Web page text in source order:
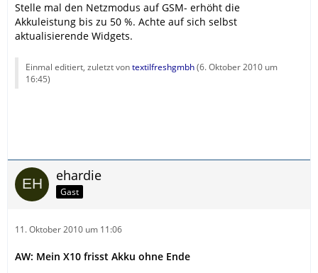
Stelle mal den Netzmodus auf GSM- erhöht die
Akkuleistung bis zu 50 %. Achte auf sich selbst
aktualisierende Widgets.
Einmal editiert, zuletzt vontextilfreshgmbh(6. Oktober 2010 um
16:45)
ehardie
Gast
11. Oktober 2010 um 11:06
AW: Mein X10 frisst Akku ohne Ende